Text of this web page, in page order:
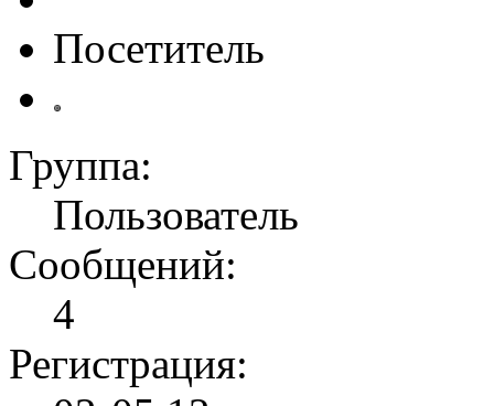
Посетитель
Группа:
Пользователь
Сообщений:
4
Регистрация: